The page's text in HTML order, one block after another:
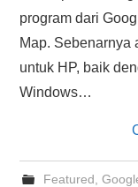
program dari
Map. Sebenarnya
untuk HP, baik
Windows…
Featured